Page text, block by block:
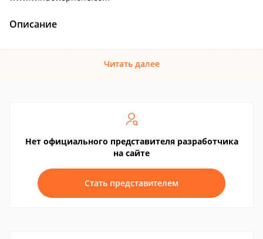
Описание
Читать далее
Нет официального представителя разработчика
на сайте
Стать представителем